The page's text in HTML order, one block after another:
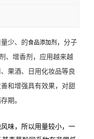
少、的食品添加剂 ，分子
、增香剂，应用越来越
果酒、日用化妆品等良
和增强具有效果，对甜
期。
味，所以用量较小，一